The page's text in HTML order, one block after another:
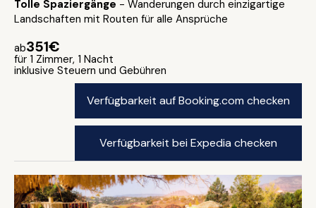
Tolle Spaziergänge - Wanderungen durch einzigartige
Landschaften mit Routen für alle Ansprüche
ab351€
für 1 Zimmer, 1 Nacht
inklusive Steuern und Gebühren
Verfügbarkeit auf Booking.com checken
Verfügbarkeit bei Expedia checken